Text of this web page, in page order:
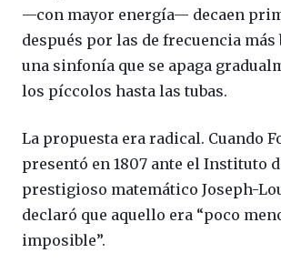
—con mayor energía— decaen
después por las de frecuencia más
una sinfonía que se apaga
los píccolos hasta las tubas.
La propuesta era radical. Cuando
presentó en 1807 ante el Instituto
prestigioso matemático Joseph-
declaró que aquello era “poco
imposible”.